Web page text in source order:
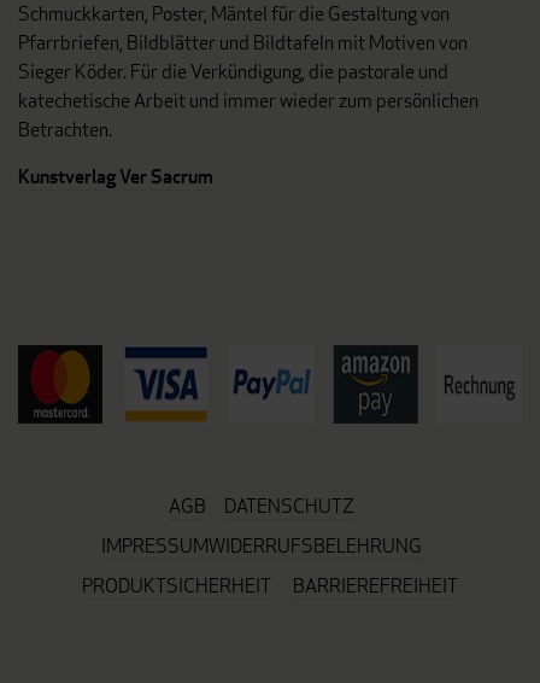
Schmuckkarten, Poster, Mäntel für die Gestaltung von
Pfarrbriefen, Bildblätter und Bildtafeln mit Motiven von
Sieger Köder. Für die Verkündigung, die pastorale und
katechetische Arbeit und immer wieder zum persönlichen
Betrachten.
Kunstverlag Ver Sacrum
AGB
DATENSCHUTZ
IMPRESSUMWIDERRUFSBELEHRUNG
PRODUKTSICHERHEIT
BARRIEREFREIHEIT